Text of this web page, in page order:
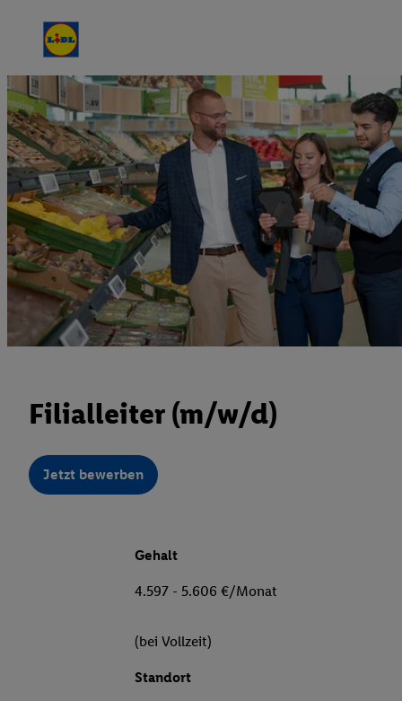
Filialleiter (m/w/d)
Jetzt bewerben
Gehalt
4.597 - 5.606 €/Monat
(bei Vollzeit)
Standort